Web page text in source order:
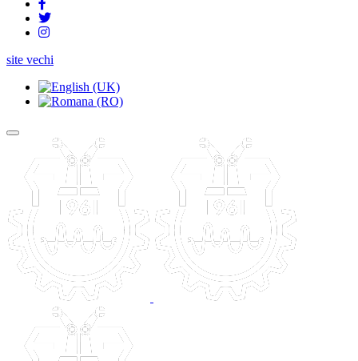
site vechi